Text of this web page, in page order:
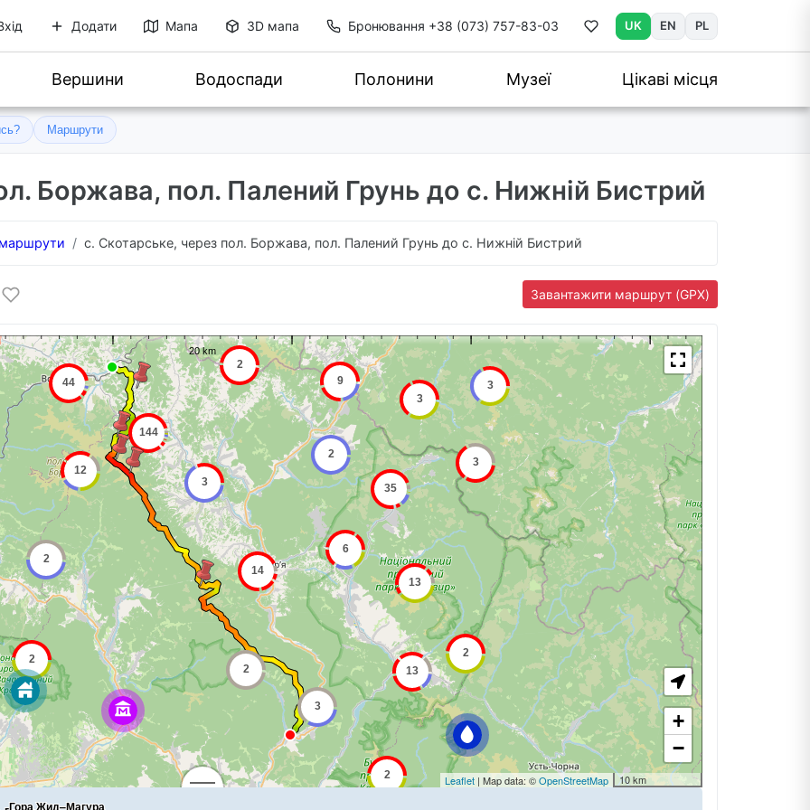
Додати Мапа 3D мапа Бронювання +38 (073) 757-83-03 UK EN PL
Вершини Водоспади Полонини Музеї Цікаві місця
Маршрути
Боржава, пол. Палений Грунь до с. Нижній Бистрий
маршрути с. Скотарське, через пол. Боржава, пол. Палений Грунь до с. Нижній Бистрий
Завантажити маршрут (GPX)
+
−
10 km
Leaflet | Map data: ©OpenStreetMap